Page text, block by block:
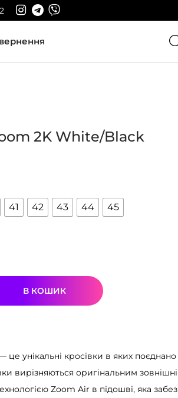
2K White/Black
41 42 43 44 45
В КОШИК
це унікальні кросівки в яких
вирізняються оригінальним
Zoom Air в підошві, яка